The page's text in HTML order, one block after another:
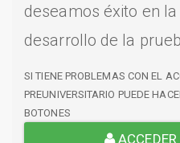
deseamos éxito en
desarrollo de la
SI TIENE PROBLEMAS CON EL
PREUNIVERSITARIO PUEDE
BOTONES